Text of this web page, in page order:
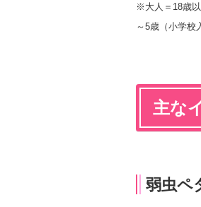
※大人＝18歳
～5歳（小学校
主な
弱虫ペ